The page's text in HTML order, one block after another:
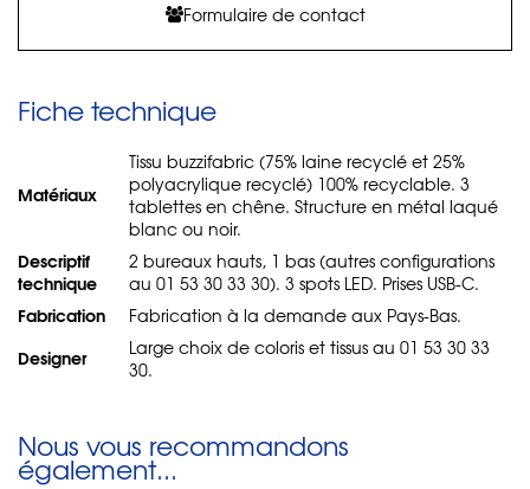
Formulaire de contact
Fiche technique
Matériaux
Tissu buzzifabric (75% laine recyclé et 25%
polyacrylique recyclé) 100% recyclable. 3
tablettes en chêne. Structure en métal laqué
blanc ou noir.
Descriptif
technique
2 bureaux hauts, 1 bas (autres configurations
au 01 53 30 33 30). 3 spots LED. Prises USB-C.
Fabrication Fabrication à la demande aux Pays-Bas.
Designer
Large choix de coloris et tissus au 01 53 30 33
30.
Nous vous recommandons
également...